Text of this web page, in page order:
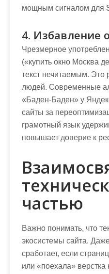
мощным сигналом для
4. Избавление
Чрезмерное
(«купить окно Москва
текст нечитаемым. Это
людей. Современные
«Баден-Баден» у
сайты за
грамотный язык
повышает доверие к
частью
Важно понимать, что
экосистемы сайта.
сработает, если
или «поехала»